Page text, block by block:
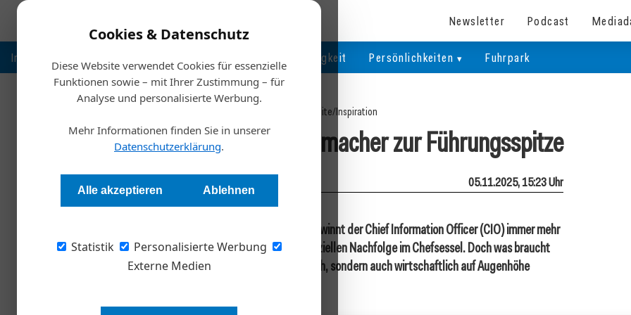
Cookies & Datenschutz
Diese Website verwendet Cookies für essenzielle
Funktionen sowie – mit Ihrer Zustimmung – für
Analyse und personalisierte Werbung.
Mehr Informationen finden Sie in unserer
Datenschutzerklärung.
Alle akzeptieren Ablehnen
Statistik
Personalisierte Werbung
Externe Medien
Newsletter Podcast
Inspiration Nachhaltigkeit Persönlichkeiten Fuhrpark
Startseite/Inspiration
CIO: Vom digitalen Spielmacher zur Führungsspitze
Oliver Strasser & Martin Giesswein 05.11.2025, 15:23 Uhr
In der zunehmend digitalisierten Wirtschaft gewinnt der Chief Information Officer (CIO) immer mehr
an strategischer Bedeutung – bis hin zur potenziellen Nachfolge im Chefsessel. Doch was braucht
es, damit IT-Verantwortliche nicht nur technisch, sondern auch wirtschaftlich auf Augenhöhe